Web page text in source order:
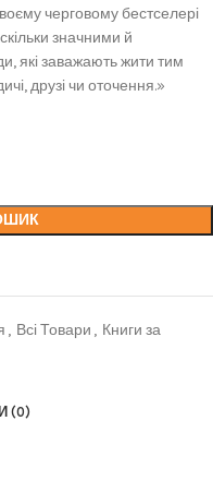
черговому бестселері
значними й
які заважають жити тим
друзі чи оточення.»
, Всі Товари , Книги за
(0)